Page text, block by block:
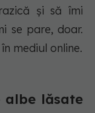
și să îmi
se pare, doar.
mediul online.
albe lăsate